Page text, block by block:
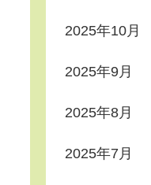
2025年10月
2025年9月
2025年8月
2025年7月